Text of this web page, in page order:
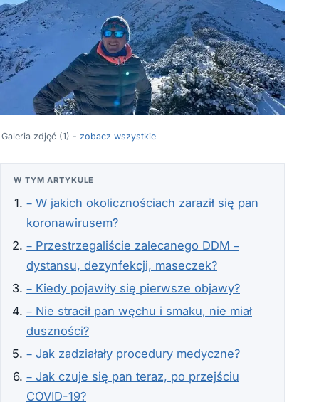
Galeria zdjęć (1) - zobacz wszystkie
W TYM ARTYKULE
– W jakich okolicznościach zaraził się pan
koronawirusem?
– Przestrzegaliście zalecanego DDM –
dystansu, dezynfekcji, maseczek?
– Kiedy pojawiły się pierwsze objawy?
– Nie stracił pan węchu i smaku, nie miał
duszności?
– Jak zadziałały procedury medyczne?
– Jak czuje się pan teraz, po przejściu
COVID-19?